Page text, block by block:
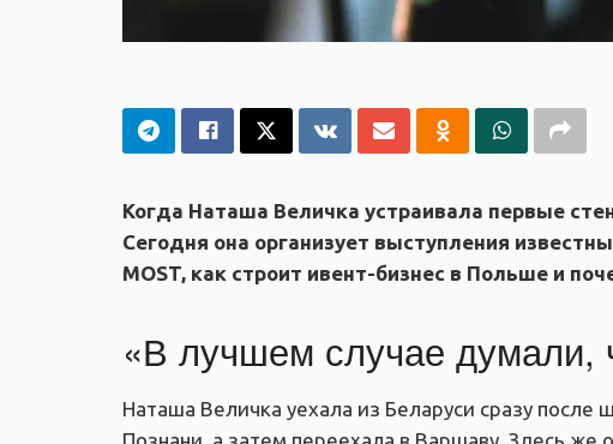
Когда Наташа Величка устраивала первые
Сегодня она организует выступления
MOST, как строит ивент-бизнес в Польше и
«В лучшем случае думали,
Наташа Величка уехала из Беларуси сразу